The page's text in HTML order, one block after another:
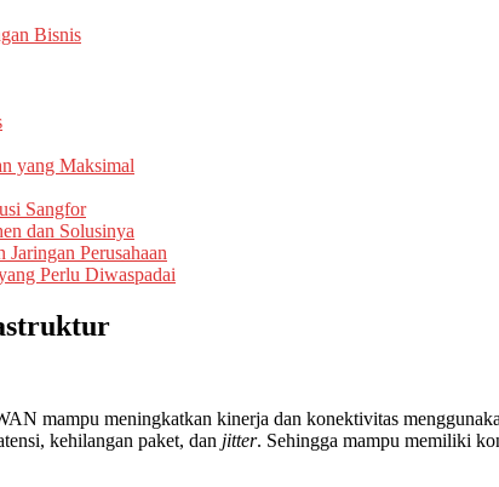
Bisnis
yang Maksimal
Sangfor
dan Solusinya
Perusahaan
Perlu Diwaspadai
mampu meningkatkan kinerja dan konektivitas
kehilangan paket, dan jitter. Sehingga mampu memiliki